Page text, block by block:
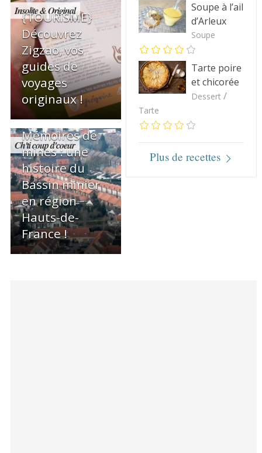
Insolite & Original
{TOURISME}
Découvrez
Zigzao, vos
guides de
voyages
originaux !
Ch'ti coup d'coeur
{HISTOIRE}
Mémoires de
mines : une
histoire du
Bassin minier
en région
Hauts-de-
France !
Soupe à l’ail
d’Arleux
Soupe
Tarte poire
et chicorée
Dessert /
Tarte
Plus de recettes